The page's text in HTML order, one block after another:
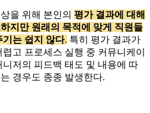
을 위해 본인의 평가 결과에 대해
지만 원래의 목적에 맞게 직원들
기는 쉽지 않다. 특히 평가 결과가
고 프로세스 실행 중 커뮤니케이
저의 피드백 태도 및 내용에 따
경우도 종종 발생한다.